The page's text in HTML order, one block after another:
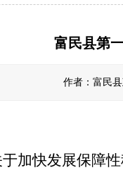
富民县第
作者：富民
加快发展保障